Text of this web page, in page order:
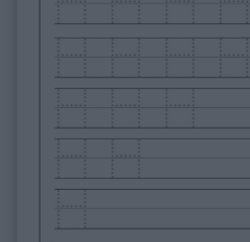
femminili
Frasi
aforismi
Buongiorno